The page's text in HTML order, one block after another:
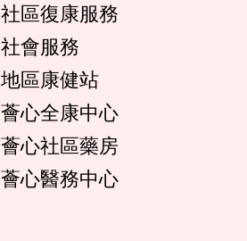
社區復康服務
社會服務
地區康健站
薈心全康中心
薈心社區藥房
薈心醫務中心